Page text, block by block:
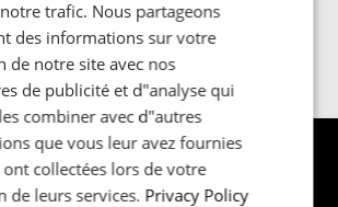
378 6946
PORTUGESE
trafic. Nous partageons
des informations sur votre
de notre site avec nos
de publicité et d"analyse qui
combiner avec d"autres
que vous leur avez fournies
collectées lors de votre
de leurs services. Privacy Policy